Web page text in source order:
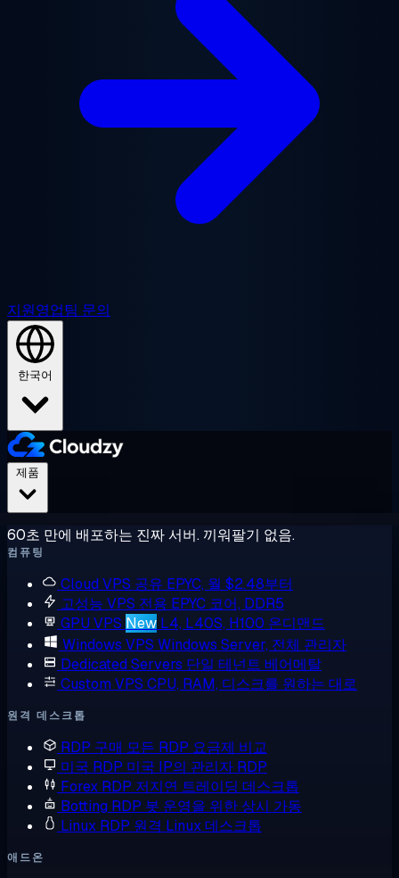
지원영업팀 문의
한국어
60초 만에 배포하는 진짜 서버. 끼워팔기 없음.
컴퓨팅
Cloud VPS 공유 EPYC, 월 $2.48부터
고성능 VPS 전용 EPYC 코어, DDR5
GPU VPS New L4, L40S, H100 온디맨드
Windows VPS Windows Server, 전체 관리자
Dedicated Servers 단일 테넌트 베어메탈
Custom VPS CPU, RAM, 디스크를 원하는 대로
원격 데스크톱
RDP 구매 모든 RDP 요금제 비교
미국 RDP 미국 IP의 관리자 RDP
Forex RDP 저지연 트레이딩 데스크톱
Botting RDP 봇 운영을 위한 상시 가동
Linux RDP 원격 Linux 데스크톱
애드온